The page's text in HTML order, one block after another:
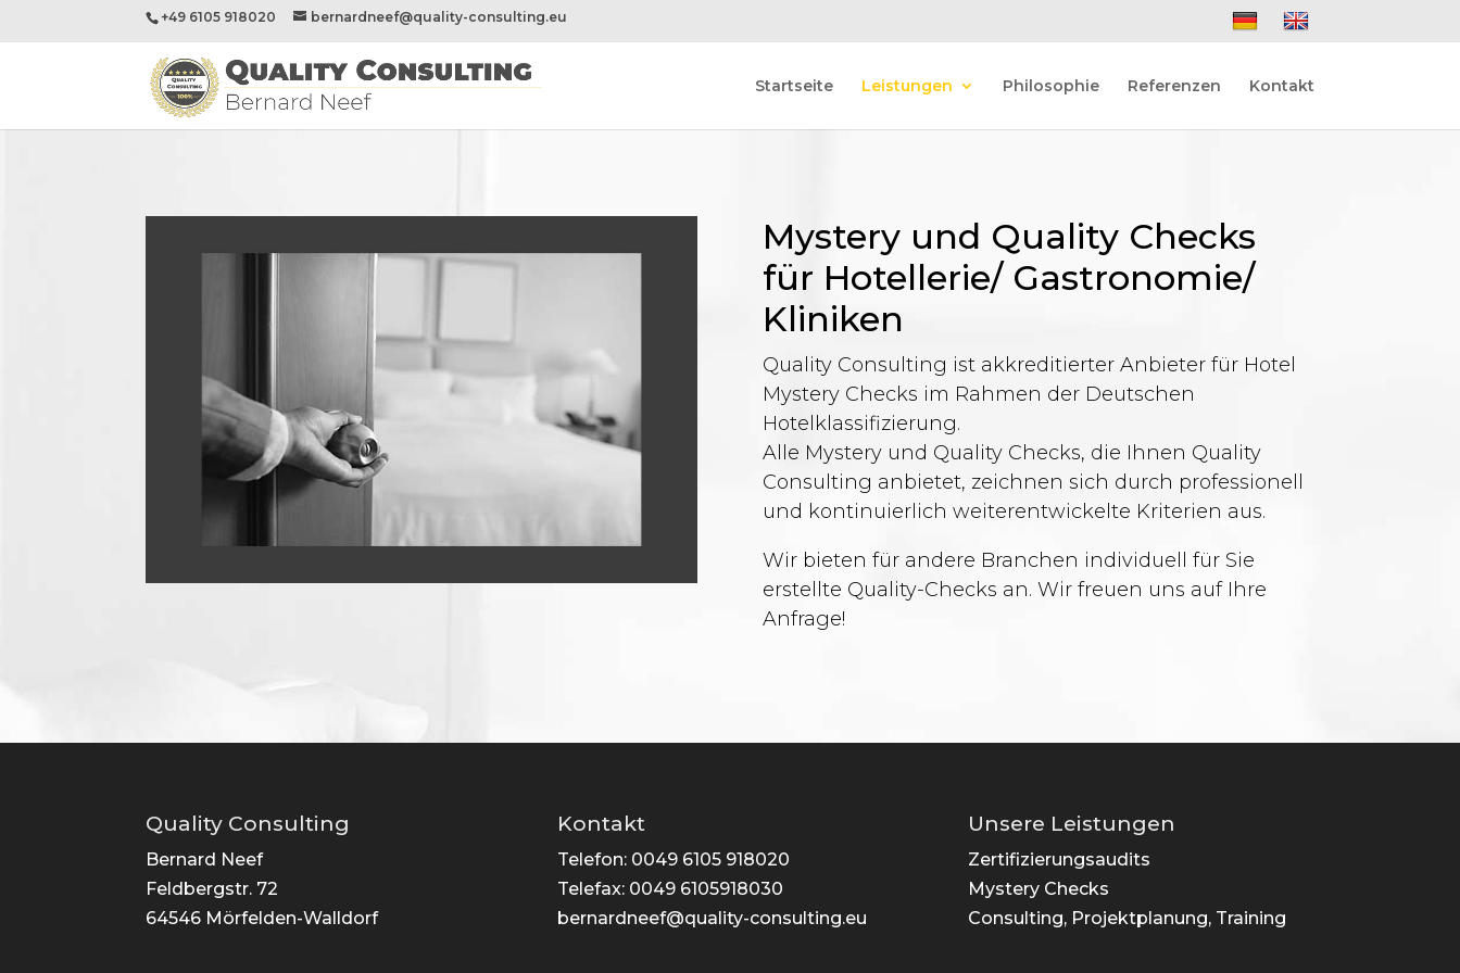
+49 6105 918020 bernardneef@quality-consulting.eu
Startseite Leistungen Philosophie Referenzen Kontakt
Mystery und Quality Checks
für Hotellerie/ Gastronomie/
Kliniken
Quality Consulting ist akkreditierter Anbieter für Hotel
Mystery Checks im Rahmen der Deutschen
Hotelklassifizierung.
Alle Mystery und Quality Checks, die Ihnen Quality
Consulting anbietet, zeichnen sich durch professionell
und kontinuierlich weiterentwickelte Kriterien aus.
Wir bieten für andere Branchen individuell für Sie
erstellte Quality-Checks an. Wir freuen uns auf Ihre
Anfrage!
Quality Consulting
Bernard Neef
Feldbergstr. 72
64546 Mörfelden-Walldorf
Kontakt
Telefon: 0049 6105 918020
Telefax: 0049 6105918030
bernardneef@quality-consulting.eu
Unsere Leistungen
Zertifizierungsaudits
Mystery Checks
Consulting, Projektplanung, Training